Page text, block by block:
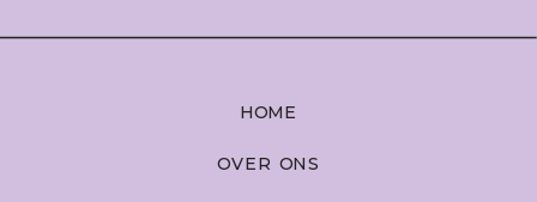
OVER ONS
HOME